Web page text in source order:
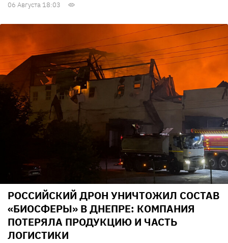
06 Августа 18:03
РОССИЙСКИЙ ДРОН УНИЧТОЖИЛ СОСТАВ
«БИОСФЕРЫ» В ДНЕПРЕ: КОМПАНИЯ
ПОТЕРЯЛА ПРОДУКЦИЮ И ЧАСТЬ
ЛОГИСТИКИ